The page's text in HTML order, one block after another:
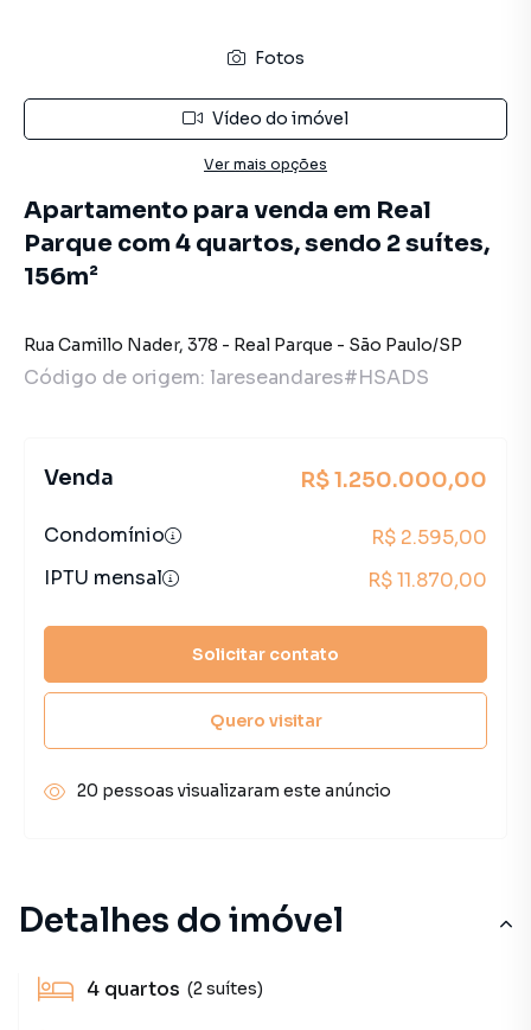
Detalhes do imóvel
4 quartos (2 suítes)
Fotos
Vídeo do imóvel
Ver mais opções
Apartamento para venda em Real
Parque com 4 quartos, sendo 2 suítes,
156m²
Rua Camillo Nader, 378 - Real Parque - São Paulo/SP
Código de origem: lareseandares#HSADS
Venda R$ 1.250.000,00
Condomínio
R$ 2.595,00
IPTU mensal
R$ 11.870,00
Solicitar contato
Quero visitar
20 pessoas visualizaram este anúncio